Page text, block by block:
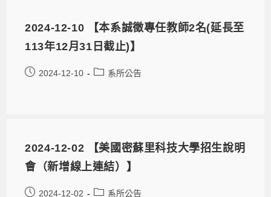
2024-12-10 【本系誠徵專任教師2名(延長至
113年12月31日截止)】
2024-12-10 系所公告
2024-12-02 【美國密蘇里科技大學招生說明
會（新增線上連結）】
2024-12-02 系所公告